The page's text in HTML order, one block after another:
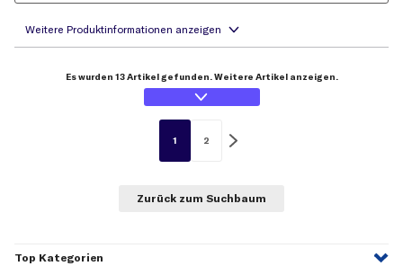
Es wurden 13 Artikel gefunden. Weitere Artikel anzeigen.
1 2
Zurück zum Suchbaum
Top Kategorien